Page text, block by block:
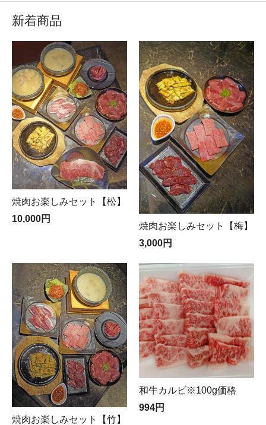
新着商品
焼肉お楽しみセット【松】
10,000円
焼肉お楽しみセット【梅】
3,000円
焼肉お楽しみセット【竹】
和牛カルビ※100g価格
994円